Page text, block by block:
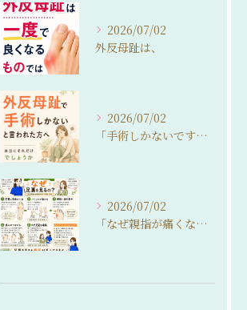
2026/07/02
外反母趾は、
2026/07/02
「手術しかないですね…」
2026/07/02
「なぜ親指が痛くなるの？」